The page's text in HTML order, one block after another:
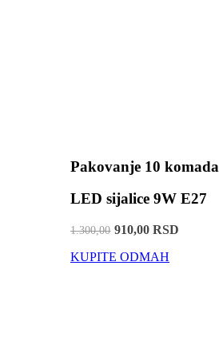
Pakovanje 10 komada
LED sijalice 9W E27
1.300,00910,00 RSD
KUPITE ODMAH